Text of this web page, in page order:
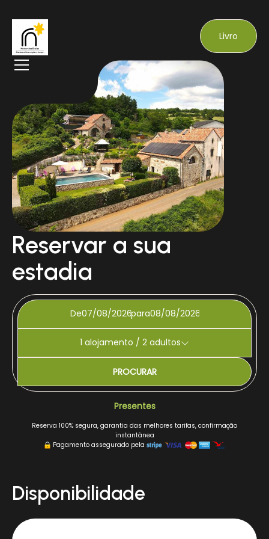
Livro
Reservar a sua
estadia
De para
1 alojamento / 2 adultos
PROCURAR
Presentes
Reserva 100% segura, garantia das melhores tarifas, confirmação
instantânea
Pagamento assegurado pela
Disponibilidade